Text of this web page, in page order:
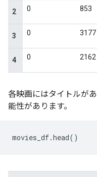
各映画にはタイトルが
能性があります。
movies_df.head()